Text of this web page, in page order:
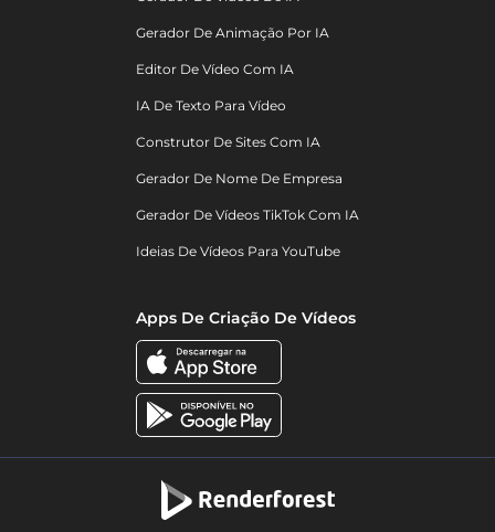
Gerador De Animação Por IA
Editor De Vídeo Com IA
IA De Texto Para Vídeo
Construtor De Sites Com IA
Gerador De Nome De Empresa
Gerador De Vídeos TikTok Com IA
Ideias De Vídeos Para YouTube
Apps De Criação De Vídeos